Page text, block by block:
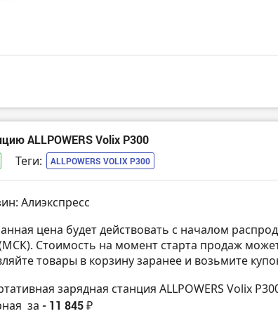
ALLPOWERS Volix P300
Теги: ALLPOWERS VOLIX P300
Алиэкспресс
цена будет действовать с началом
Стоимость на момент старта продаж
товары в корзину заранее и возьмите
зарядная станция ALLPOWERS Volix
за - 11 845 ₽